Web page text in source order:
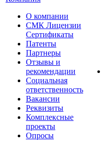
О компании
СМК Лицензии
Сертификаты
Патенты
Партнеры
Отзывы и
рекомендации
Социальная
ответственность
Вакансии
Реквизиты
Комплексные
проекты
Опросы